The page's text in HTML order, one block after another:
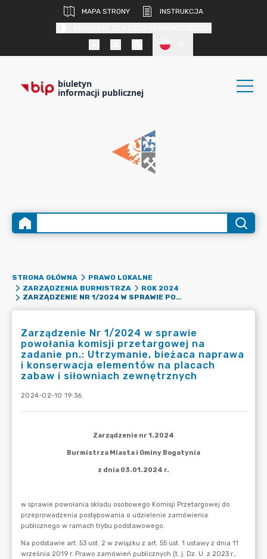
MAPA STRONY
INSTRUKCJA
biuletyn
informacji publicznej
STRONA GŁÓWNA
PRAWO LOKALNE
ZARZĄDZENIA BURMISTRZA
ROK 2024
ZARZĄDZENIE NR 1/2024 W SPRAWIE POWOŁANIA KOMISJI PRZETARGOWEJ NA ZADANIE PN.: UTRZYMANIE, BIEŻACA NAPRAWA I KONSERWACJA ELEMENTÓW NA PLACACH ZABAW I SIŁOWNIACH ZEWNĘTRZNYCH
Zarządzenie Nr 1/2024 w sprawie
powołania komisji przetargowej na
zadanie pn.: Utrzymanie, bieżaca naprawa
i konserwacja elementów na placach
zabaw i siłowniach zewnętrznych
2024-02-10 19:36